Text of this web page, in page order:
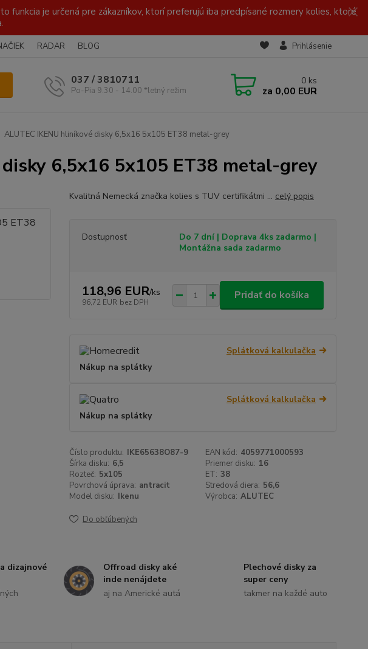
je určená pre zákazníkov, ktorí preferujú iba predpísané rozmery kolies, ktoré
RADAR BLOG Prihlásenie
037 / 3810711
Po-Pia 9.30 - 14.00 *letný režim
0 ks
za 0,00 EUR
ALUTEC IKENU hliníkové disky 6,5x16 5x105 ET38 metal-grey
6,5x16 5x105 ET38 metal-grey
Kvalitná Nemecká značka kolies s TUV certifikátmi ... celý popis
Dostupnosť
Do 7 dní | Doprava 4ks zadarmo |
Montážna sada zadarmo
118,96 EUR/ks
96,72 EUR bez DPH
Pridať do košíka
Splátková kalkulačka
Nákup na splátky
Splátková kalkulačka
Nákup na splátky
Číslo produktu: IKE65638O87-9 EAN kód: 4059771000593
Šírka disku: 6,5 Priemer disku: 16
Rozteč: 5x105 ET: 38
Povrchová úprava: antracit Stredová diera: 56,6
Model disku: Ikenu Výrobca: ALUTEC
Do obľúbených
dizajnové
Offroad disky aké
inde nenájdete
aj na Americké autá
Plechové disky za
super ceny
takmer na každé auto